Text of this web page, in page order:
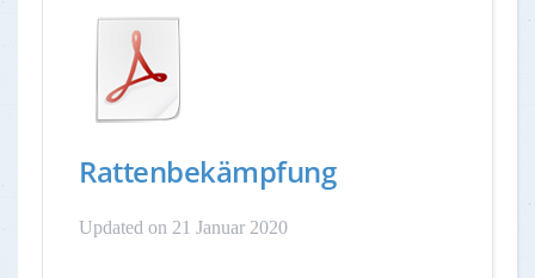
Rattenbekämpfung
Updated on 21 Januar 2020